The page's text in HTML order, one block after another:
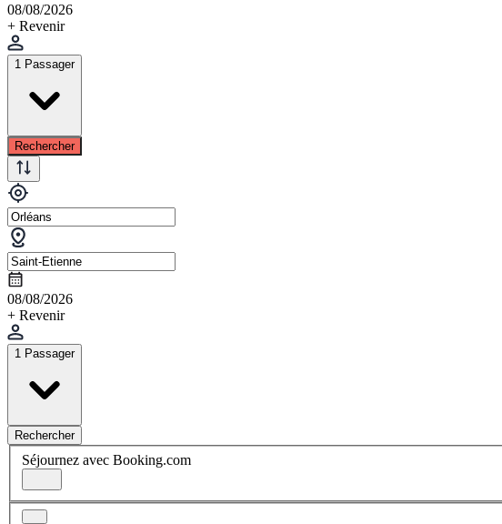
08/08/2026
+ Revenir
1 Passager
Rechercher
08/08/2026
+ Revenir
1 Passager
Rechercher
Séjournez avec Booking.com